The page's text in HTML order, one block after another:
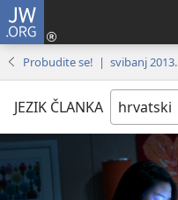
JW.ORG
Probudite se! | svibanj 2013.
JEZIK ČLANKA